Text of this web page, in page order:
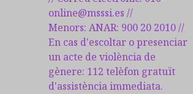
online@msssi.es //
Menors: ANAR: 900 20 2010 //
En cas d'escoltar o presenciar
un acte de violència de
gènere: 112 telèfon gratuït
d'assistència immediata.